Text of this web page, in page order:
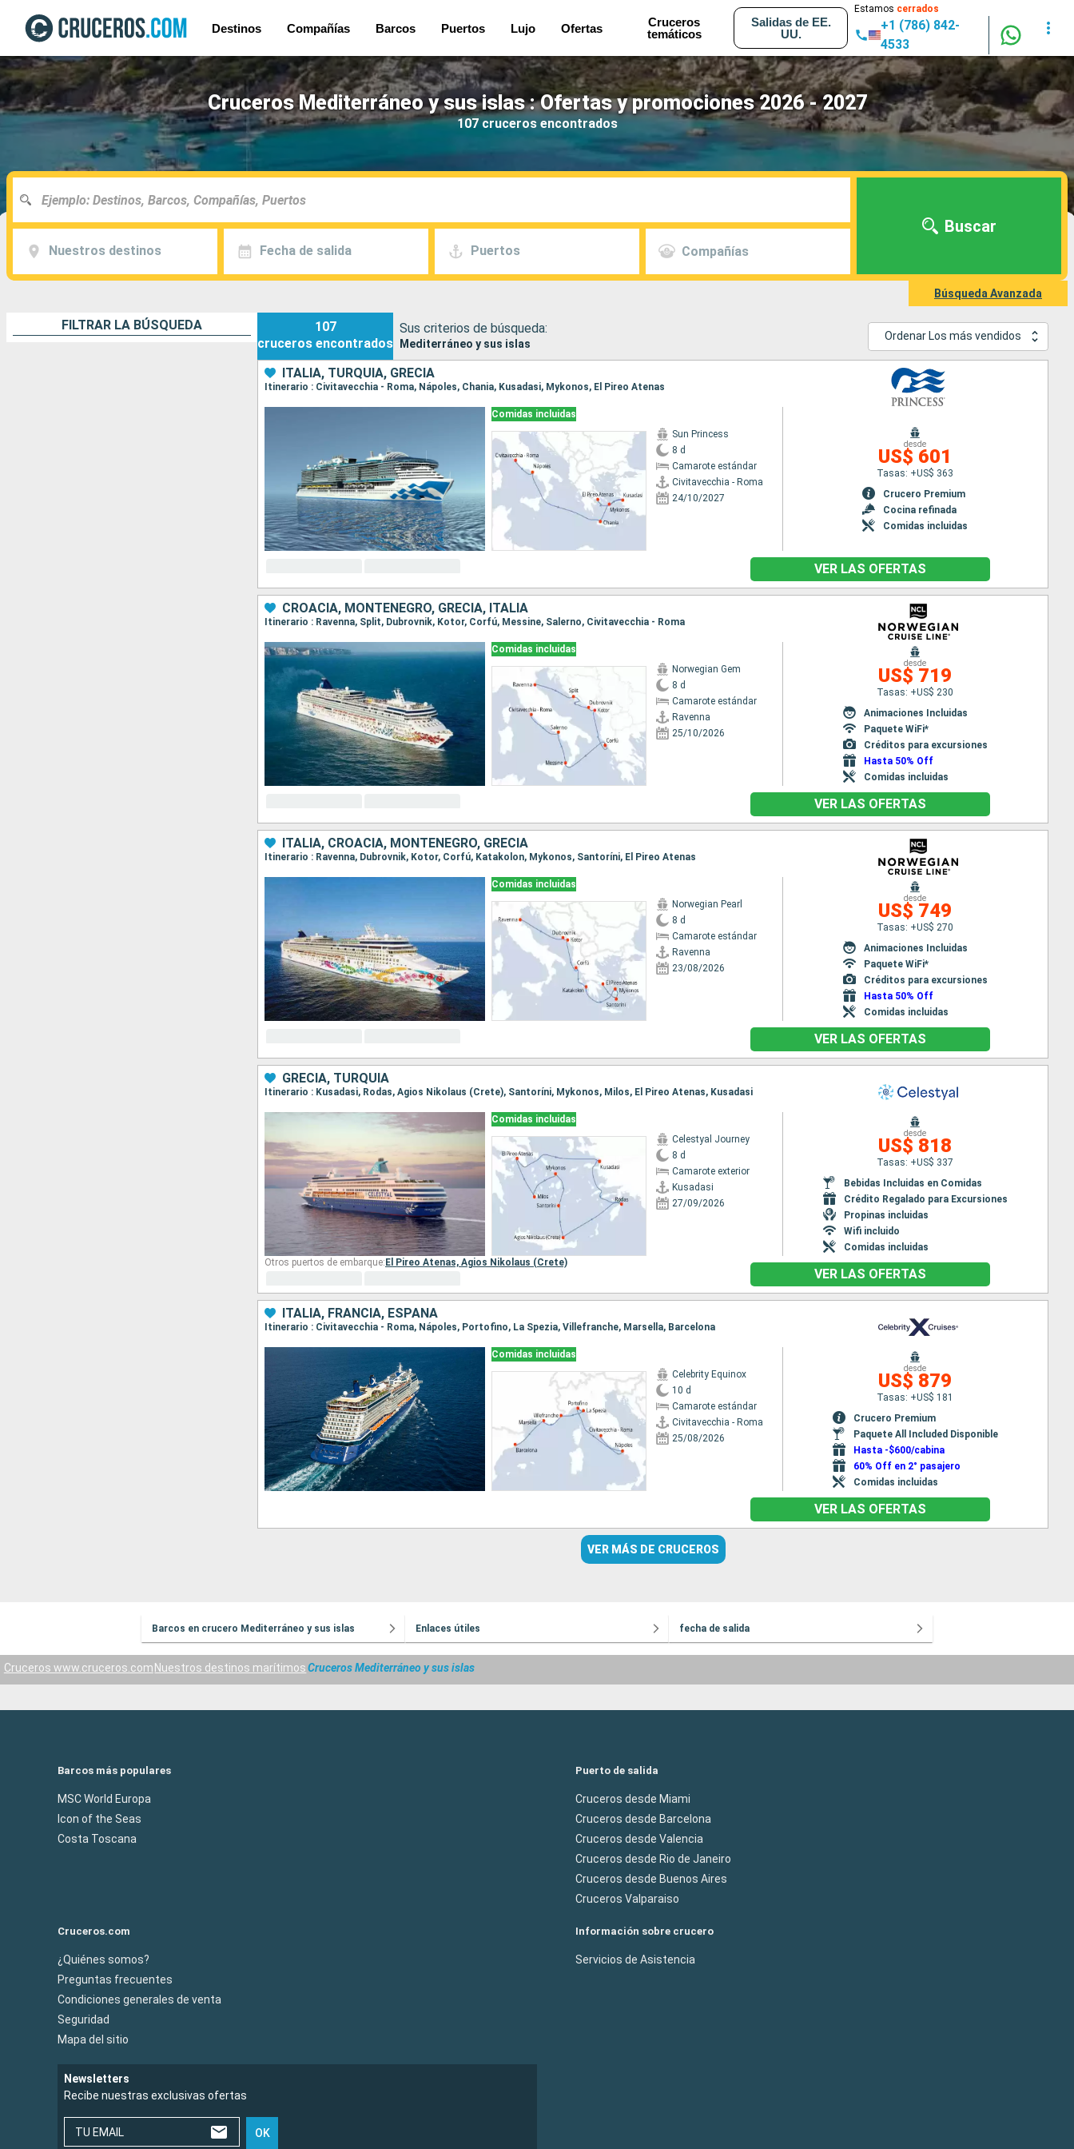
Destinos Compañías Barcos Puertos Lujo Ofertas
Cruceros
temáticos
Salidas de EE.
UU.
Estamos cerrados
+1 (786) 842-
4533
Cruceros Mediterráneo y sus islas : Ofertas y promociones 2026 - 2027
107 cruceros encontrados
Nuestros destinos Fecha de salida Puertos Compañías
Buscar
Búsqueda Avanzada
FILTRAR LA BÚSQUEDA
107
cruceros encontrados
Sus criterios de búsqueda:
Mediterráneo y sus islas
Ordenar Los más vendidos
ITALIA, TURQUÍA, GRECIA
Itinerario : Civitavecchia - Roma, Nápoles, Chania, Kusadasi, Mykonos, El Pireo Atenas
Comidas incluidas
Sun Princess
8 d
Camarote estándar
Civitavecchia - Roma
24/10/2027
desde
US$ 601
Tasas: +US$ 363
Crucero Premium
Cocina refinada
Comidas incluidas
VER LAS OFERTAS
CROACIA, MONTENEGRO, GRECIA, ITALIA
Itinerario : Ravenna, Split, Dubrovnik, Kotor, Corfú, Messine, Salerno, Civitavecchia - Roma
Comidas incluidas
Norwegian Gem
8 d
Camarote estándar
Ravenna
25/10/2026
desde
US$ 719
Tasas: +US$ 230
Animaciones Incluidas
Paquete WiFi*
Créditos para excursiones
Hasta 50% Off
Comidas incluidas
VER LAS OFERTAS
ITALIA, CROACIA, MONTENEGRO, GRECIA
Itinerario : Ravenna, Dubrovnik, Kotor, Corfú, Katakolon, Mykonos, Santoríni, El Pireo Atenas
Comidas incluidas
Norwegian Pearl
8 d
Camarote estándar
Ravenna
23/08/2026
desde
US$ 749
Tasas: +US$ 270
Animaciones Incluidas
Paquete WiFi*
Créditos para excursiones
Hasta 50% Off
Comidas incluidas
VER LAS OFERTAS
GRECIA, TURQUÍA
Itinerario : Kusadasi, Rodas, Agios Nikolaus (Crete), Santoríni, Mykonos, Milos, El Pireo Atenas, Kusadasi
Comidas incluidas
Celestyal Journey
8 d
Camarote exterior
Kusadasi
27/09/2026
desde
US$ 818
Tasas: +US$ 337
Bebidas Incluidas en Comidas
Crédito Regalado para Excursiones
Propinas incluidas
Wifi incluido
Comidas incluidas
Otros puertos de embarque: El Pireo Atenas, Agios Nikolaus (Crete)
VER LAS OFERTAS
ITALIA, FRANCIA, ESPAÑA
Itinerario : Civitavecchia - Roma, Nápoles, Portofino, La Spezia, Villefranche, Marsella, Barcelona
Comidas incluidas
Celebrity Equinox
10 d
Camarote estándar
Civitavecchia - Roma
25/08/2026
desde
US$ 879
Tasas: +US$ 181
Crucero Premium
Paquete All Included Disponible
Hasta -$600/cabina
60% Off en 2° pasajero
Comidas incluidas
VER LAS OFERTAS
VER MÁS DE CRUCEROS
Barcos en crucero Mediterráneo y sus islas Enlaces útiles fecha de salida
Cruceros www.cruceros.com Nuestros destinos marítimosCruceros Mediterráneo y sus islas
Barcos más populares
MSC World Europa
Icon of the Seas
Costa Toscana
Puerto de salida
Cruceros desde Miami
Cruceros desde Barcelona
Cruceros desde Valencia
Cruceros desde Rio de Janeiro
Cruceros desde Buenos Aires
Cruceros Valparaiso
Cruceros.com
¿Quiénes somos?
Preguntas frecuentes
Condiciones generales de venta
Seguridad
Mapa del sitio
Información sobre crucero
Servicios de Asistencia
Newsletters
Recibe nuestras exclusivas ofertas
TU EMAIL OK